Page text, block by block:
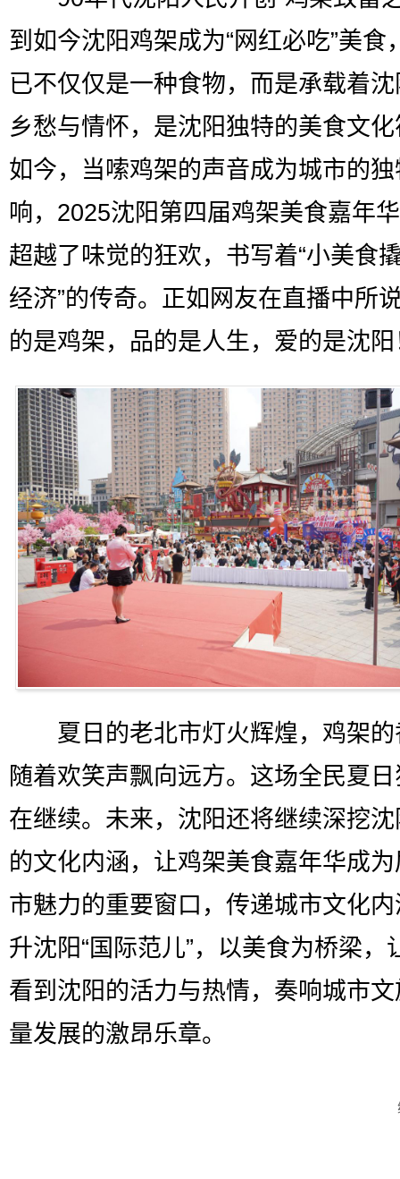
到如今沈阳鸡架成为“网红必吃”美食
已不仅仅是一种食物，而是承载着
乡愁与情怀，是沈阳独特的美食文
如今，当嗦鸡架的声音成为城市的
响，2025沈阳第四届鸡架美食嘉年
超越了味觉的狂欢，书写着“小美食
经济”的传奇。正如网友在直播中所
的是鸡架，品的是人生，爱的是沈阳
夏日的老北市灯火辉煌，鸡架的
随着欢笑声飘向远方。这场全民夏
在继续。未来，沈阳还将继续深挖
的文化内涵，让鸡架美食嘉年华成
市魅力的重要窗口，传递城市文化
升沈阳“国际范儿”，以美食为桥梁，
看到沈阳的活力与热情，奏响城市
量发展的激昂乐章。